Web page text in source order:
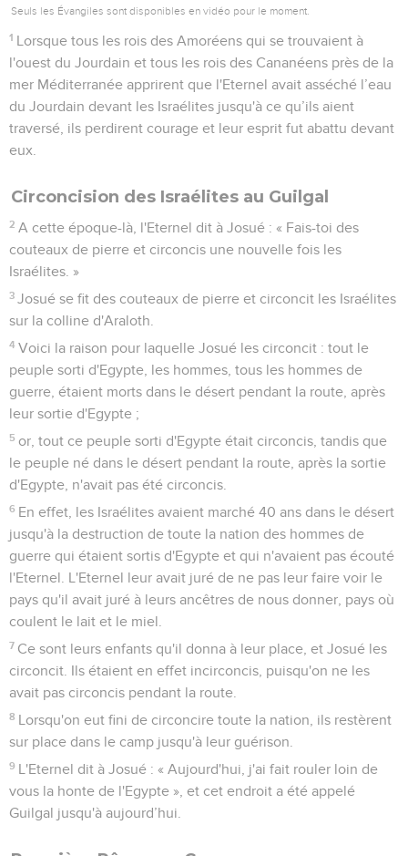
Seuls les Évangiles sont disponibles en vidéo pour le moment.
1 Lorsque tous les rois des Amoréens qui se trouvaient à
l'ouest du Jourdain et tous les rois des Cananéens près de la
mer Méditerranée apprirent que l'Eternel avait asséché l’eau
du Jourdain devant les Israélites jusqu'à ce qu’ils aient
traversé, ils perdirent courage et leur esprit fut abattu devant
eux.
Circoncision des Israélites au Guilgal
2 A cette époque-là, l'Eternel dit à Josué : « Fais-toi des
couteaux de pierre et circoncis une nouvelle fois les
Israélites. »
3 Josué se fit des couteaux de pierre et circoncit les Israélites
sur la colline d'Araloth.
4 Voici la raison pour laquelle Josué les circoncit : tout le
peuple sorti d'Egypte, les hommes, tous les hommes de
guerre, étaient morts dans le désert pendant la route, après
leur sortie d'Egypte ;
5 or, tout ce peuple sorti d'Egypte était circoncis, tandis que
le peuple né dans le désert pendant la route, après la sortie
d'Egypte, n'avait pas été circoncis.
6 En effet, les Israélites avaient marché 40 ans dans le désert
jusqu'à la destruction de toute la nation des hommes de
guerre qui étaient sortis d'Egypte et qui n'avaient pas écouté
l'Eternel. L'Eternel leur avait juré de ne pas leur faire voir le
pays qu'il avait juré à leurs ancêtres de nous donner, pays où
coulent le lait et le miel.
7 Ce sont leurs enfants qu'il donna à leur place, et Josué les
circoncit. Ils étaient en effet incirconcis, puisqu'on ne les
avait pas circoncis pendant la route.
8 Lorsqu'on eut fini de circoncire toute la nation, ils restèrent
sur place dans le camp jusqu'à leur guérison.
9 L'Eternel dit à Josué : « Aujourd'hui, j'ai fait rouler loin de
vous la honte de l'Egypte », et cet endroit a été appelé
Guilgal jusqu'à aujourd’hui.